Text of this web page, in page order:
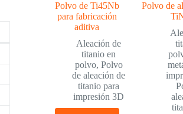
Polvo de Ti45Nb
para fabricación
aditiva
Aleación de
titanio en
polvo, Polvo
de aleación de
titanio para
impresión 3D
Polvo de